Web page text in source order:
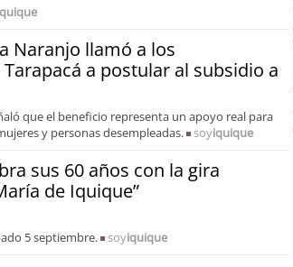
Naranjo llamó a los
a postular al subsidio a
que el beneficio representa un apoyo real para
y personas desempleadas.
soyiquique
sus 60 años con la gira
de Iquique”
5 septiembre. soyiquique